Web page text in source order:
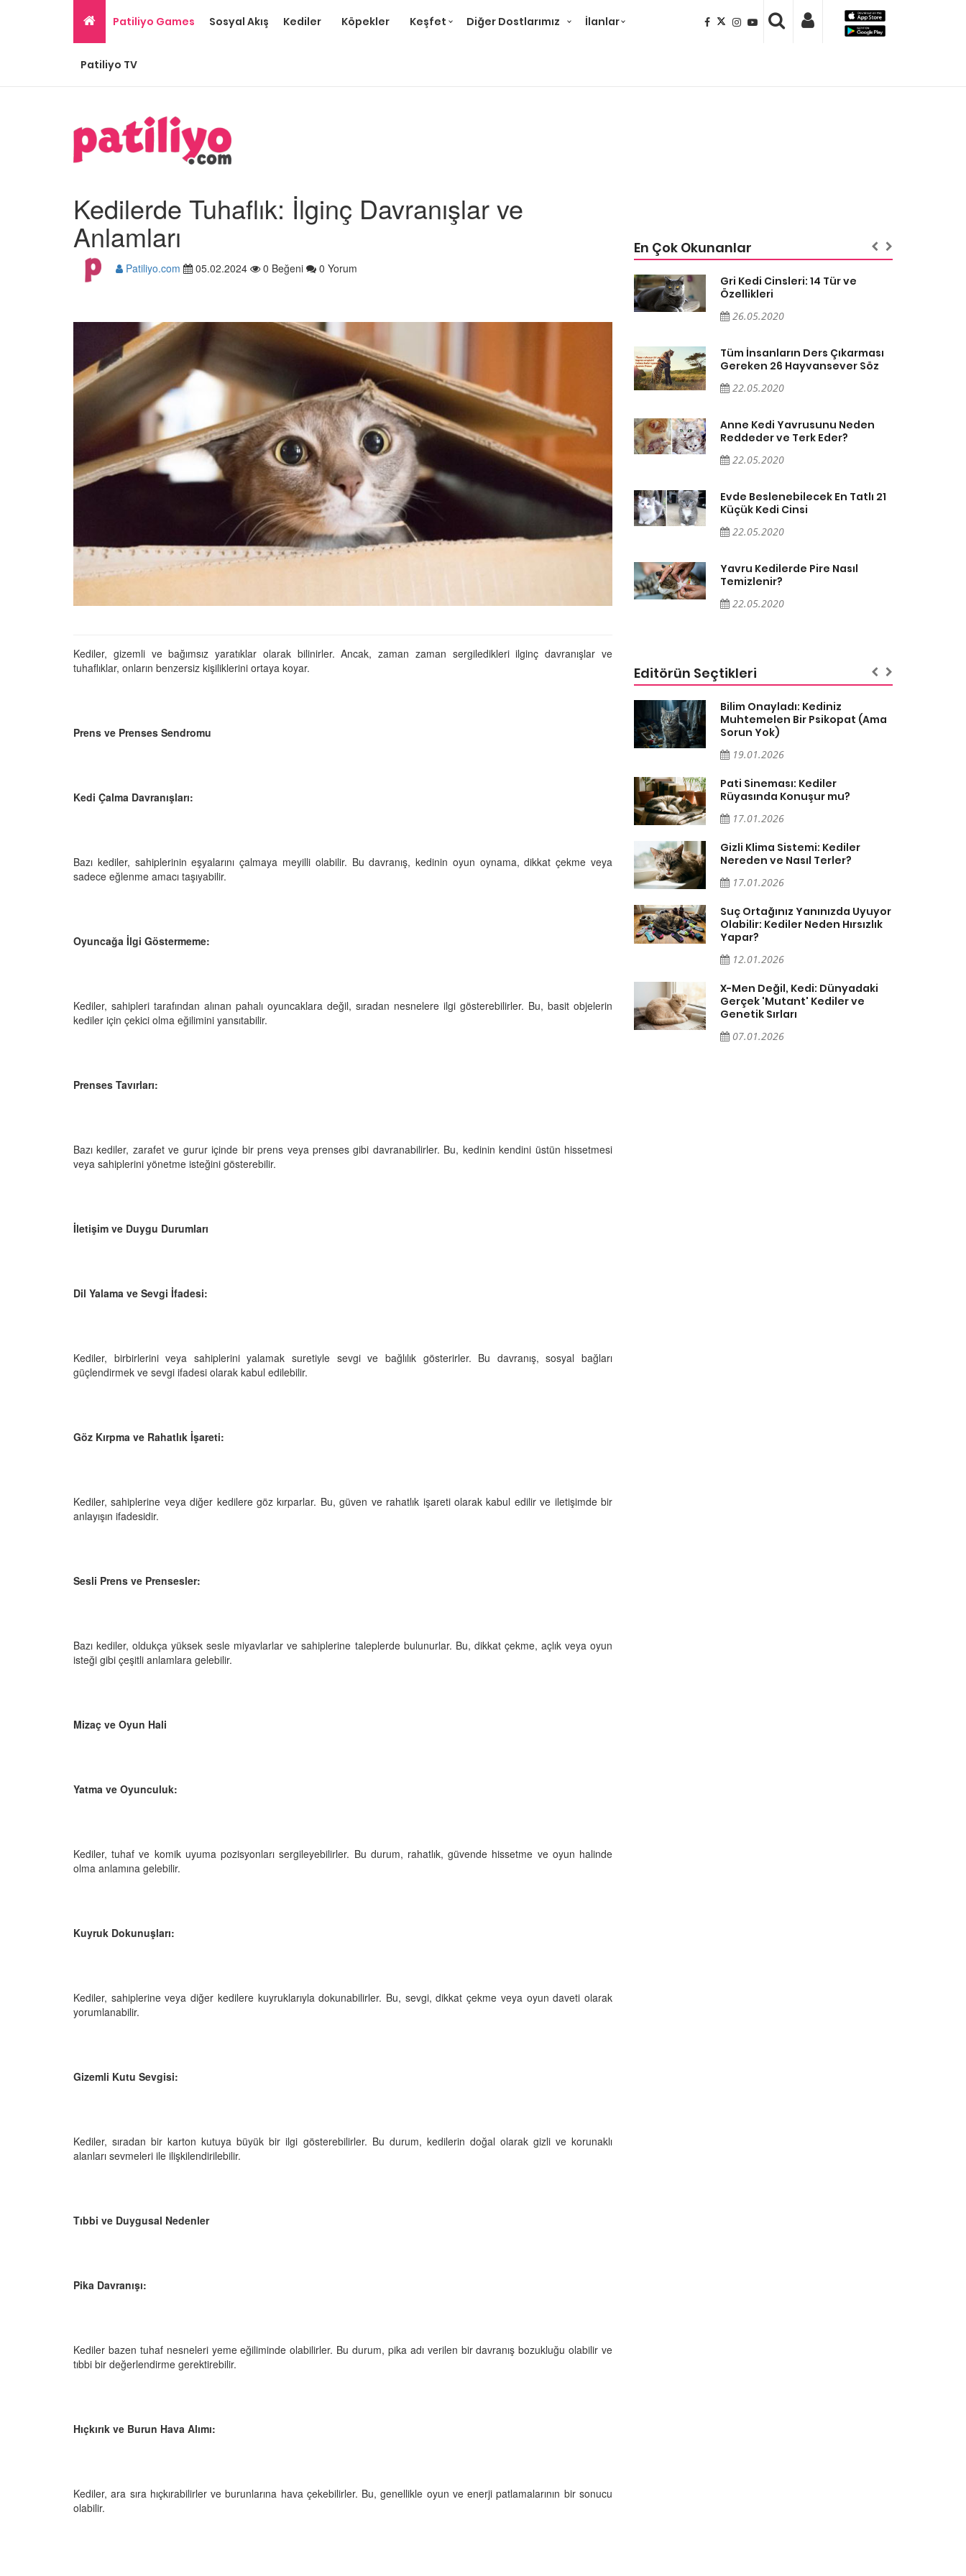
Patiliyo Games Sosyal Akış Kediler Köpekler Keşfet Diğer Dostlarımız İlanlar
Patiliyo TV
Kedilerde Tuhaflık: İlginç Davranışlar ve
Anlamları
Patiliyo.com 05.02.2024 0 Beğeni 0 Yorum
Kediler, gizemli ve bağımsız yaratıklar olarak bilinirler. Ancak, zaman zaman sergiledikleri ilginç davranışlar ve
tuhaflıklar, onların benzersiz kişiliklerini ortaya koyar.
Prens ve Prenses Sendromu
Kedi Çalma Davranışları:
Bazı kediler, sahiplerinin eşyalarını çalmaya meyilli olabilir. Bu davranış, kedinin oyun oynama, dikkat çekme veya
sadece eğlenme amacı taşıyabilir.
Oyuncağa İlgi Göstermeme:
Kediler, sahipleri tarafından alınan pahalı oyuncaklara değil, sıradan nesnelere ilgi gösterebilirler. Bu, basit objelerin
kediler için çekici olma eğilimini yansıtabilir.
Prenses Tavırları:
Bazı kediler, zarafet ve gurur içinde bir prens veya prenses gibi davranabilirler. Bu, kedinin kendini üstün hissetmesi
veya sahiplerini yönetme isteğini gösterebilir.
İletişim ve Duygu Durumları
Dil Yalama ve Sevgi İfadesi:
Kediler, birbirlerini veya sahiplerini yalamak suretiyle sevgi ve bağlılık gösterirler. Bu davranış, sosyal bağları
güçlendirmek ve sevgi ifadesi olarak kabul edilebilir.
Göz Kırpma ve Rahatlık İşareti:
Kediler, sahiplerine veya diğer kedilere göz kırparlar. Bu, güven ve rahatlık işareti olarak kabul edilir ve iletişimde bir
anlayışın ifadesidir.
Sesli Prens ve Prensesler:
Bazı kediler, oldukça yüksek sesle miyavlarlar ve sahiplerine taleplerde bulunurlar. Bu, dikkat çekme, açlık veya oyun
isteği gibi çeşitli anlamlara gelebilir.
Mizaç ve Oyun Hali
Yatma ve Oyunculuk:
Kediler, tuhaf ve komik uyuma pozisyonları sergileyebilirler. Bu durum, rahatlık, güvende hissetme ve oyun halinde
olma anlamına gelebilir.
Kuyruk Dokunuşları:
Kediler, sahiplerine veya diğer kedilere kuyruklarıyla dokunabilirler. Bu, sevgi, dikkat çekme veya oyun daveti olarak
yorumlanabilir.
Gizemli Kutu Sevgisi:
Kediler, sıradan bir karton kutuya büyük bir ilgi gösterebilirler. Bu durum, kedilerin doğal olarak gizli ve korunaklı
alanları sevmeleri ile ilişkilendirilebilir.
Tıbbi ve Duygusal Nedenler
Pika Davranışı:
Kediler bazen tuhaf nesneleri yeme eğiliminde olabilirler. Bu durum, pika adı verilen bir davranış bozukluğu olabilir ve
tıbbi bir değerlendirme gerektirebilir.
Hıçkırık ve Burun Hava Alımı:
Kediler, ara sıra hıçkırabilirler ve burunlarına hava çekebilirler. Bu, genellikle oyun ve enerji patlamalarının bir sonucu
olabilir.
En Çok Okunanlar
Tüm İnsanların Ders Çıkarması
Gereken 26 Hayvansever Söz
22.05.2020
Anne Kedi Yavrusunu Neden
Reddeder ve Terk Eder?
22.05.2020
Evde Beslenebilecek En Tatlı 21
Küçük Kedi Cinsi
22.05.2020
Yavru Kedilerde Pire Nasıl
22.05.2020
22.05.2020
Anne Kedi Yavrusunu Neden
Reddeder ve Terk Eder?
22.05.2020
Evde Beslenebilecek En Tatlı 21
Küçük Kedi Cinsi
22.05.2020
Gri Kedi Cinsleri: 14 Tür ve
Özellikleri
26.05.2020
Tüm İnsanların Ders Çıkarması
Gereken 26 Hayvansever Söz
22.05.2020
Anne Kedi Yavrusunu Neden
Reddeder ve Terk Eder?
22.05.2020
Evde Beslenebilecek En Tatlı 21
Küçük Kedi Cinsi
22.05.2020
Yavru Kedilerde Pire Nasıl
Temizlenir?
22.05.2020
Editörün Seçtikleri
Renk Gözleri
Yasalara
Dünyası
Aktivite"
Kedi Psikolojisi: Kedilerde Ayrılık
Kaygısı ve Çözüm Yöntemleri
Mırlamaya Başladı? Evrimsel Bir
Bakış
Kediler Neden "Eğitilemez"?
Vahşi Atalarına Bilimsel
Yolculuk
Kadar Önemli? Evrimsel İşlevleri
Kurulan Derin Dostlukların
Psikolojisi
Bilim Onayladı: Kediniz
Muhtemelen Bir Psikopat (Ama
Sorun Yok)
19.01.2026
Pati Sineması: Kediler
Rüyasında Konuşur mu?
17.01.2026
Gizli Klima Sistemi: Kediler
Nereden ve Nasıl Terler?
17.01.2026
Suç Ortağınız Yanınızda Uyuyor
Olabilir: Kediler Neden Hırsızlık
Yapar?
12.01.2026
X-Men Değil, Kedi: Dünyadaki
Gerçek 'Mutant' Kediler ve
Genetik Sırları
07.01.2026